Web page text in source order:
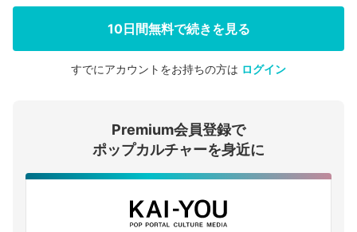
会員登録する
ログインする
10日間無料で続きを見る
すでにアカウントをお持ちの方は ログイン
Premium会員登録で
ポップカルチャーを身近に